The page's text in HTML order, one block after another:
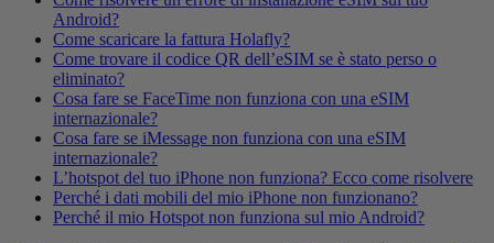
Android?
Come scaricare la fattura Holafly?
Come trovare il codice QR dell’eSIM se è stato perso o
eliminato?
Cosa fare se FaceTime non funziona con una eSIM
internazionale?
Cosa fare se iMessage non funziona con una eSIM
internazionale?
L’hotspot del tuo iPhone non funziona? Ecco come risolvere
Perché i dati mobili del mio iPhone non funzionano?
Perché il mio Hotspot non funziona sul mio Android?